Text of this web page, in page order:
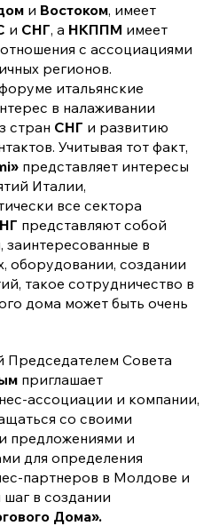
и Востоком, имеет
и СНГ, а НКППМ имеет
с ассоциациями
регионов.
итальянские
в налаживании
стран СНГ и развитию
Учитывая тот факт,
представляет интересы
Италии,
все сектора
представляют собой
в
оборудовании, создании
такое сотрудничество в
дома может быть очень
Председателем Совета
приглашает
ассоциации и компании,
со своими
предложениями и
для определения
партнеров в Молдове и
в создании
Дома».